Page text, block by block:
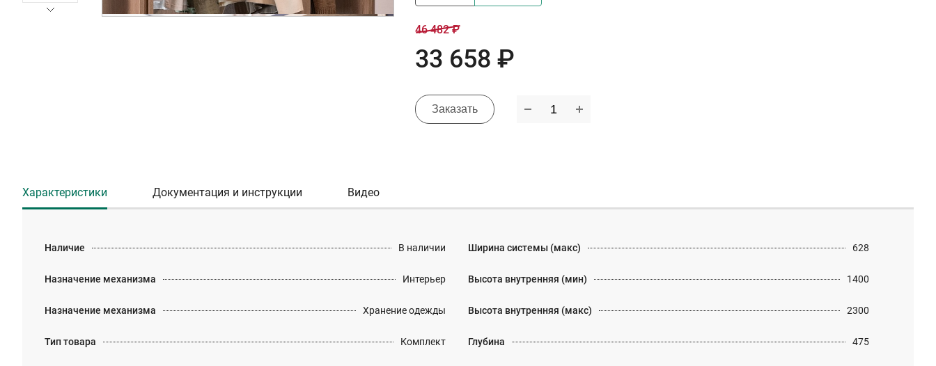
46 482 ₽
33 658 ₽
Заказать
Характеристики Документация и инструкции Видео
Наличие В наличии
Назначение механизма Интерьер
Назначение механизма Хранение одежды
Тип товара Комплект
Ширина системы (макс) 628
Высота внутренняя (мин) 1400
Высота внутренняя (макс) 2300
Глубина 475